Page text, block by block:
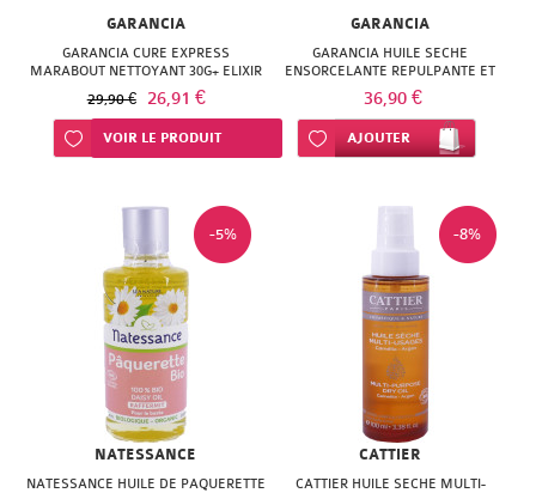
GARANCIA
GARANCIA CURE EXPRESS
MARABOUT NETTOYANT 30G+ ELIXIR
5 ML + BB CREME 10 ML
29,90 € 26,91 €
Ajouter à ma liste d’envie
VOIR LE PRODUIT
GARANCIA
GARANCIA HUILE SECHE
ENSORCELANTE REPULPANTE ET
NOURRISSANTE 25ML
36,90 €
Ajouter à ma liste d’envie
AJOUTER
-5%
NATESSANCE
NATESSANCE HUILE DE PAQUERETTE
-8%
CATTIER
CATTIER HUILE SECHE MULTI-